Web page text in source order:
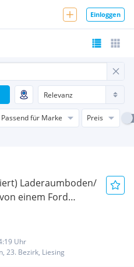
Einloggen
Passend für Marke
Preis
Laderaumboden/
einem Ford
Uhr
23. Bezirk, Liesing